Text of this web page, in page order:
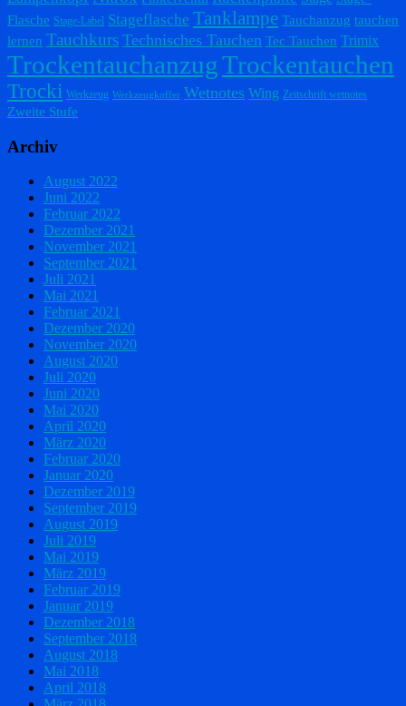
Flasche Stage-Label Stageflasche Tanklampe Tauchanzug tauchen
lernen Tauchkurs Technisches Tauchen Tec Tauchen Trimix
TrockentauchanzugTrockentauchen
Trocki Werkzeug Werkzeugkoffer Wetnotes Wing Zeitschrift wetnotes
Zweite Stufe
Archiv
August 2022
Juni 2022
Februar 2022
Dezember 2021
November 2021
September 2021
Juli 2021
Mai 2021
Februar 2021
Dezember 2020
November 2020
August 2020
Juli 2020
Juni 2020
Mai 2020
April 2020
März 2020
Februar 2020
Januar 2020
Dezember 2019
September 2019
August 2019
Juli 2019
Mai 2019
März 2019
Februar 2019
Januar 2019
Dezember 2018
September 2018
August 2018
Mai 2018
April 2018